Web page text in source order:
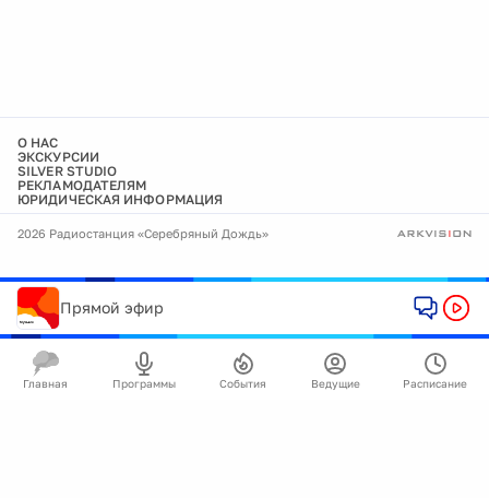
О НАС
ЭКСКУРСИИ
SILVER STUDIO
РЕКЛАМОДАТЕЛЯМ
ЮРИДИЧЕСКАЯ ИНФОРМАЦИЯ
2026 Радиостанция «Серебряный Дождь»
Прямой эфир
Главная Программы События Ведущие Расписание